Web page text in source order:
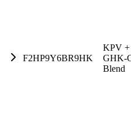
F2HP9Y6BR9HK
KPV +
GHK-
Blend